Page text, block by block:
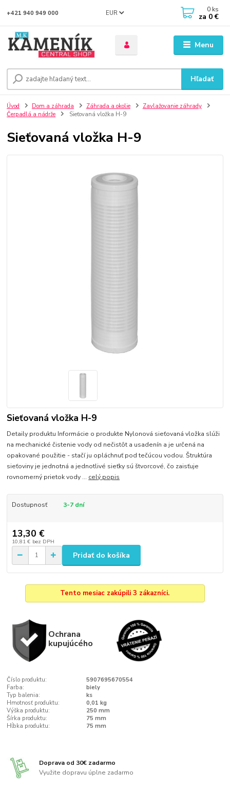
Menu
EUR
Hľadať
+421 940 949 000 0 ks
za 0 €
Úvod Dom a záhrada Záhrada a okolie
Zavlažovanie záhrady
Čerpadlá a nádrže
Sieťovaná vložka H-9
Sieťovaná vložka H-9
Sieťovaná vložka H-9
Detaily produktu Informácie o produkte Nylonová sieťovaná vložka slúži
na mechanické čistenie vody od nečistôt a usadenín a je určená na
opakované použitie - stačí ju opláchnuť pod tečúcou vodou. Štruktúra
sieťoviny je jednotná a jednotlivé sieťky sú štvorcové, čo zaisťuje
rovnomerný prietok vody ... celý popis
Dostupnosť 3-7 dní
13,30 €
10,81 € bez DPH
Pridať do košíka
Tento mesiac zakúpili 3 zákazníci.
Ochrana
kupujúcého
Číslo produktu:
5907695670554
Farba:
biely
Typ balenia:
ks
Hmotnosť produktu:
0,01 kg
Výška produktu:
250 mm
Šírka produktu:
75 mm
Hĺbka produktu:
75 mm
Doprava od 30€ zadarmo
Využite dopravu úplne zadarmo